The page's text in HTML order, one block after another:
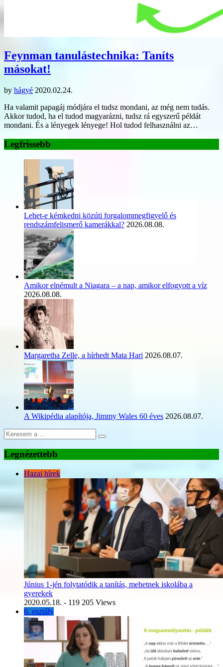
Feynman tanulástechnika: Taníts
másokat!
by hágyé 2020.02.24.
Ha valamit papagáj módjára el tudsz mondani, az még nem tudás.
Akkor tudod, ha el tudod magyarázni, tudsz rá egyszerű példát
mondani. És a lényegek lényege! Hol tudod felhasználni az…
Legfrissebb
Lehet-e kémkedni közúti forgalommegfigyelő és
rendszámfelismerő kamerákkal? 2026.08.08.
Amikor elnémult a Niagara – a nap, amikor elfogyott a víz
2026.08.08.
Margaretha Zelle, a hírhedt Mata Hari 2026.08.07.
A Wikipédia alapítója, Jimmy Wales 60 éves 2026.08.07.
Legnézettebb
Hazai hírek
Június 1-jén folytatódik a tanítás, mehetnek iskolába a
gyerekek
2020.05.18. - 119 205 Views
6. osztály